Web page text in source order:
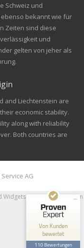
Schweiz und
bekannt wie für
Zeiten sind diese
und
gelten von jeher als
and Liechtenstein are
economic stability.
along with reliability
Both countries are
AG
WidgetsPowered by nFusion
Von Kunden
bewertet
110 Bewertungen
und Erfahrungen zu
Global Service AG
99%
ProvenExpert.com
68
Bewertungen auf
ProvenExpert.com
Profil werfen